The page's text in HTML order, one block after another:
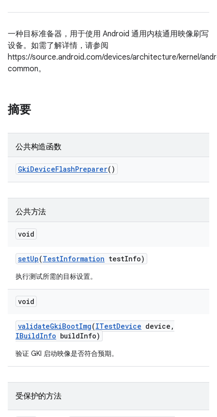
一种目标准备器，用于使用 Android 通用内核通用映像刷写
设备。如需了解详情，请参阅
https://source.android.com/devices/architecture/kernel/
common。
摘要
公共构造函数
GkiDeviceFlashPreparer()
公共方法
void
setUp(TestInformation testInfo)
执行测试所需的目标设置。
void
validateGkiBootImg(ITestDevice device ,
IBuildInfo buildInfo)
验证 GKI 启动映像是否符合预期。
受保护的方法